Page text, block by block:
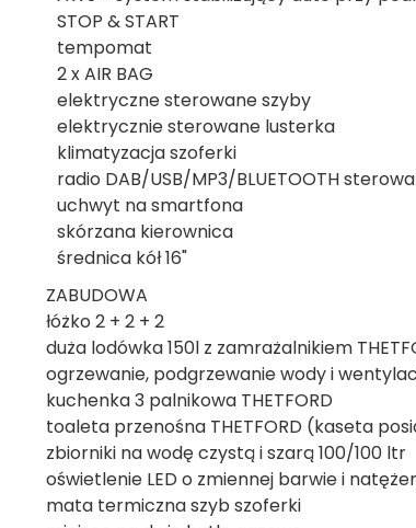
STOP & START
tempomat
2 x AIR BAG
elektryczne sterowane szyby
elektrycznie sterowane lusterka
klimatyzacja szoferki
radio DAB/USB/MP3/BLUETOOTH
uchwyt na smartfona
skórzana kierownica
średnica kół 16"
ZABUDOWA
łóżko 2 + 2 + 2
duża lodówka 150l z zamrażalnikiem
ogrzewanie, podgrzewanie wody i
kuchenka 3 palnikowa THETFORD
toaleta przenośna THETFORD (kaseta
zbiorniki na wodę czystą i szarą 100/100 ltr
oświetlenie LED o zmiennej barwie i
mata termiczna szyb szoferki